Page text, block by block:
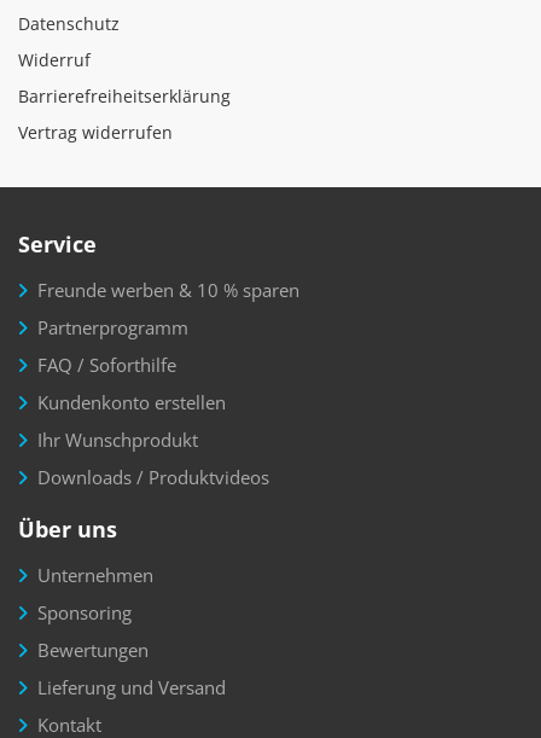
Datenschutz
Widerruf
Barrierefreiheitserklärung
Vertrag widerrufen
Service
Freunde werben & 10 % sparen
Partnerprogramm
FAQ / Soforthilfe
Kundenkonto erstellen
Ihr Wunschprodukt
Downloads / Produktvideos
Über uns
Unternehmen
Sponsoring
Bewertungen
Lieferung und Versand
Kontakt